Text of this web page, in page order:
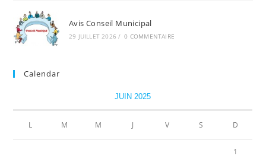
Avis Conseil Municipal
29 JUILLET 2026 / 0 COMMENTAIRE
Calendar
JUIN 2025
L M M J V S D
1